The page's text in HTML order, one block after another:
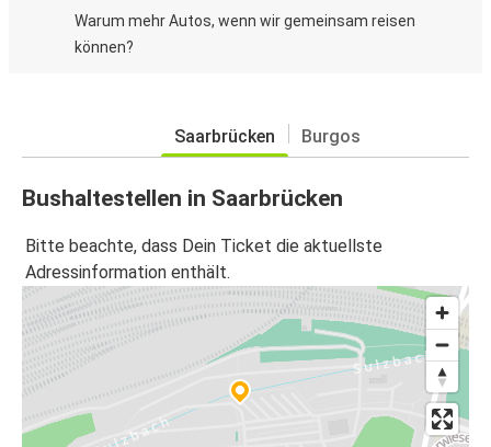
Warum mehr Autos, wenn wir gemeinsam reisen
können?
Saarbrücken Burgos
Bushaltestellen in Saarbrücken
Bitte beachte, dass Dein Ticket die aktuellste
Adressinformation enthält.